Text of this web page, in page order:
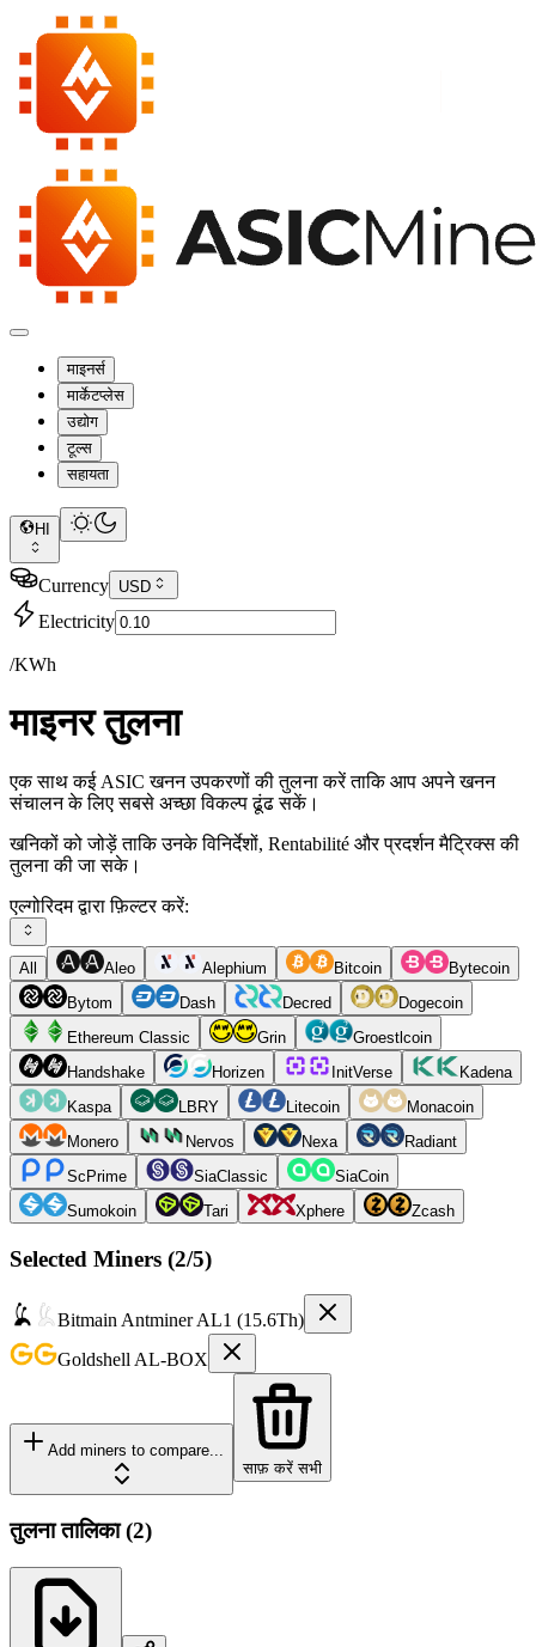
माइनर्स
मार्केटप्लेस
उद्योग
टूल्स
सहायता
HI
Currency USD
Electricity
/KWh
माइनर तुलना
एक साथ कई ASIC खनन उपकरणों की तुलना करें ताकि आप अपने खनन
संचालन के लिए सबसे अच्छा विकल्प ढूंढ सकें।
खनिकों को जोड़ें ताकि उनके विनिर्देशों, Rentabilité और प्रदर्शन मैट्रिक्स की
तुलना की जा सके।
एल्गोरिदम द्वारा फ़िल्टर करें:
All Aleo Alephium Bitcoin
Bytecoin
Bytom
Dash Decred
Dogecoin
Ethereum Classic
Grin
Groestlcoin
Handshake
Horizen InitVerse
Kadena
Kaspa
LBRY Litecoin
Monacoin
Monero
Nervos Nexa
Radiant
ScPrime
SiaClassic
SiaCoin
Sumokoin
Tari Xphere Zcash
Selected Miners (2/5)
Bitmain Antminer AL1 (15.6Th)
Goldshell AL-BOX
Add miners to compare...
साफ़ करें सभी
तुलना तालिका(2)